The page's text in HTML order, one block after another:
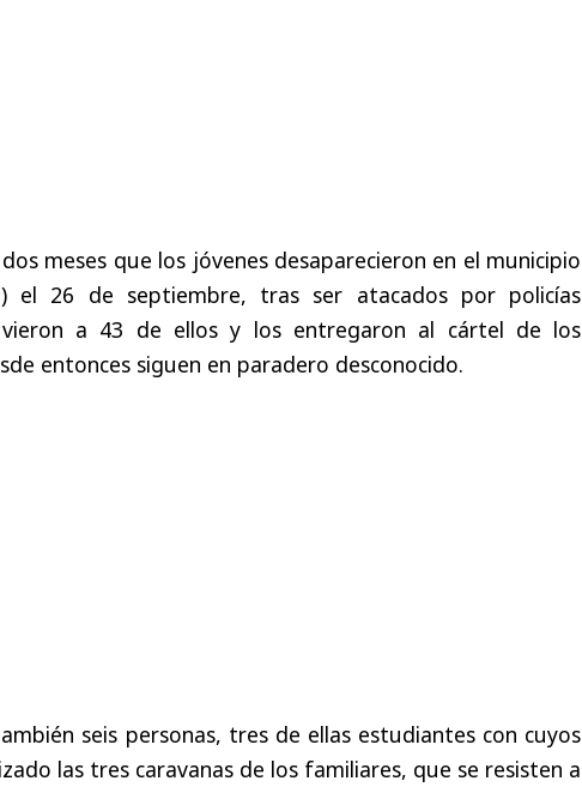
meses que los jóvenes desaparecieron en el municipio
el 26 de septiembre, tras ser atacados por policías
a 43 de ellos y los entregaron al cártel de los
entonces siguen en paradero desconocido.
seis personas, tres de ellas estudiantes con cuyos
las tres caravanas de los familiares, que se resisten a